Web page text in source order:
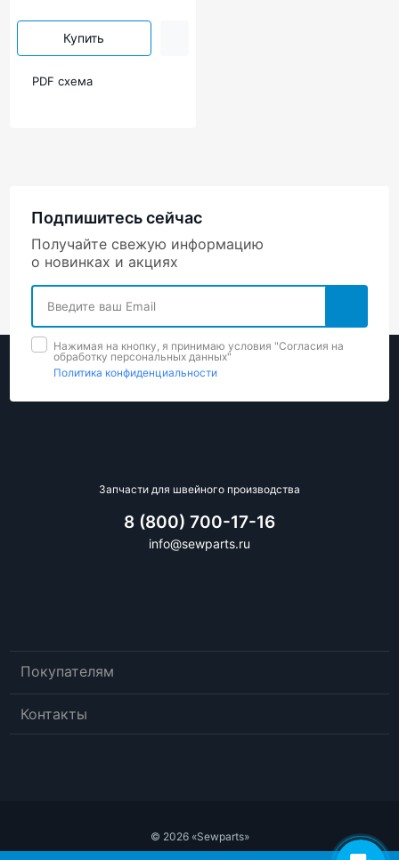
Купить
PDF схема
Подпишитесь сейчас
Получайте свежую информацию
о новинках и акциях
Нажимая на кнопку, я принимаю условия "Cогласия на
обработку персональных данных"
Политика конфиденциальности
Запчасти для швейного производства
Покупателям
Контакты
8 (800) 700-17-16
info@sewparts.ru
© 2026 «Sewparts»